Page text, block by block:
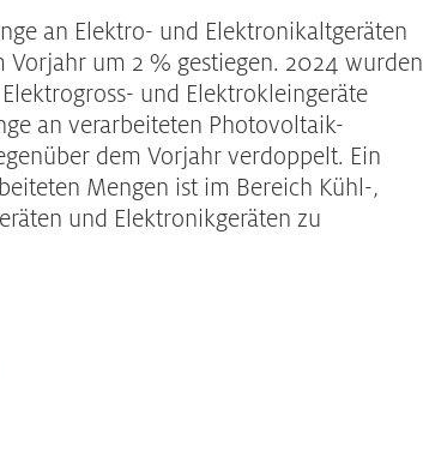
an Elektro- und Elektronikaltgeräten
Vorjahr um 2 % gestiegen. 2024 wurden
und Elektrokleingeräte
an verarbeiteten Photovoltaik-
dem Vorjahr verdoppelt. Ein
Mengen ist im Bereich Kühl-,
und Elektronikgeräten zu